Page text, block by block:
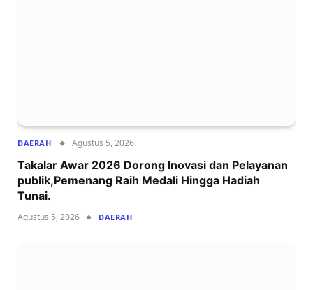
DAERAH Agustus 5, 2026
Takalar Awar 2026 Dorong Inovasi dan Pelayanan
publik,Pemenang Raih Medali Hingga Hadiah
Tunai.
Agustus 5, 2026 DAERAH